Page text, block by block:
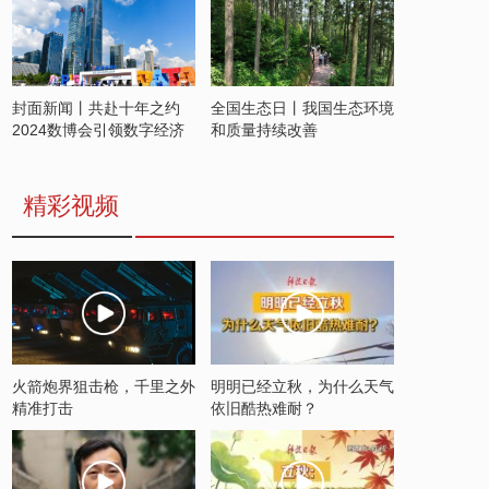
封面新闻丨共赴十年之约
2024数博会引领数字经济
全国生态日丨我国生态环境
和质量持续改善
精彩视频
火箭炮界狙击枪，千里之外
精准打击
明明已经立秋，为什么天气
依旧酷热难耐？